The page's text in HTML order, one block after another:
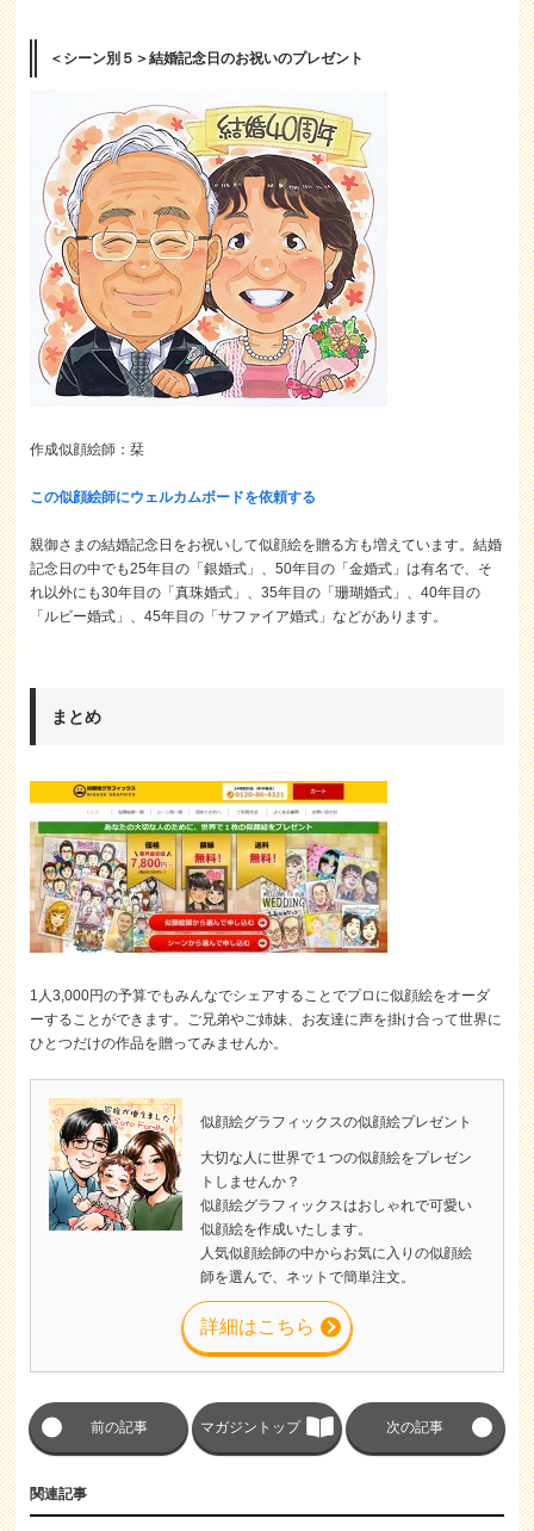
＜シーン別５＞結婚記念日のお祝いのプレゼント
作成似顔絵師：栞
この似顔絵師にウェルカムボードを依頼する
親御さまの結婚記念日をお祝いして似顔絵を贈る方も増えています。結婚
記念日の中でも25年目の「銀婚式」、50年目の「金婚式」は有名で、そ
れ以外にも30年目の「真珠婚式」、35年目の「珊瑚婚式」、40年目の
「ルビー婚式」、45年目の「サファイア婚式」などがあります。
まとめ
1人3,000円の予算でもみんなでシェアすることでプロに似顔絵をオーダ
ーすることができます。ご兄弟やご姉妹、お友達に声を掛け合って世界に
ひとつだけの作品を贈ってみませんか。
似顔絵グラフィックスの似顔絵プレゼント
大切な人に世界で１つの似顔絵をプレゼン
トしませんか？
似顔絵グラフィックスはおしゃれで可愛い
似顔絵を作成いたします。
人気似顔絵師の中からお気に入りの似顔絵
師を選んで、ネットで簡単注文。
詳細はこちら
前の記事 マガジントップ 次の記事
関連記事